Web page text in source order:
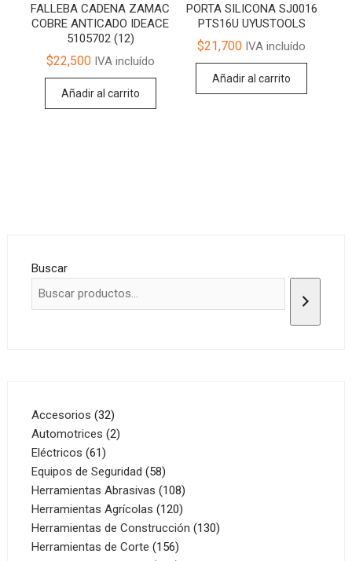
FALLEBA CADENA ZAMAC
COBRE ANTICADO IDEACE
5105702 (12)
$22,500IVA incluído
Añadir al carrito
PORTA SILICONA SJ0016
PTS16U UYUSTOOLS
$21,700 IVA incluído
Añadir al carrito
Buscar
Accesorios 3232
productos
Automotrices 22
Eléctricos 6161
productos
Equipos de Seguridad 5858
productos
Herramientas Abrasivas 108108
productos
Herramientas Agrícolas 120120
productos
Herramientas de Construcción 130130
Herramientas de Corte 156156